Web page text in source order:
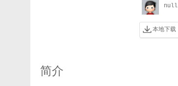
null
 本地下载
简介